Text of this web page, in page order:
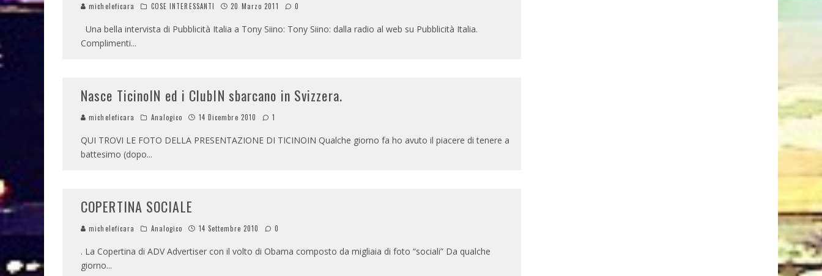
micheleficara COSE INTERESSANTI 20 Marzo 2011 0
Una bella intervista di Pubblicità Italia a Tony Siino: Tony Siino: dalla radio al web su Pubblicità Italia.
Complimenti...
Nasce TicinoIN ed i ClubIN sbarcano in Svizzera.
micheleficara Analogico 14 Dicembre 2010 1
QUI TROVI LE FOTO DELLA PRESENTAZIONE DI TICINOIN Qualche giorno fa ho avuto il piacere di tenere a
battesimo (dopo...
COPERTINA SOCIALE
micheleficara Analogico 14 Settembre 2010 0
. La Copertina di ADV Advertiser con il volto di Obama composto da migliaia di foto “sociali” Da qualche
giorno...